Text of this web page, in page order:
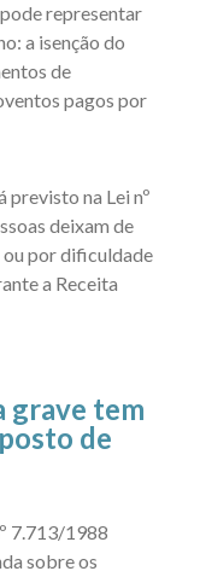
representar
a isenção do
de
pagos por
previsto na Lei nº
deixam de
por dificuldade
a Receita
grave tem
de
7.713/1988
sobre os